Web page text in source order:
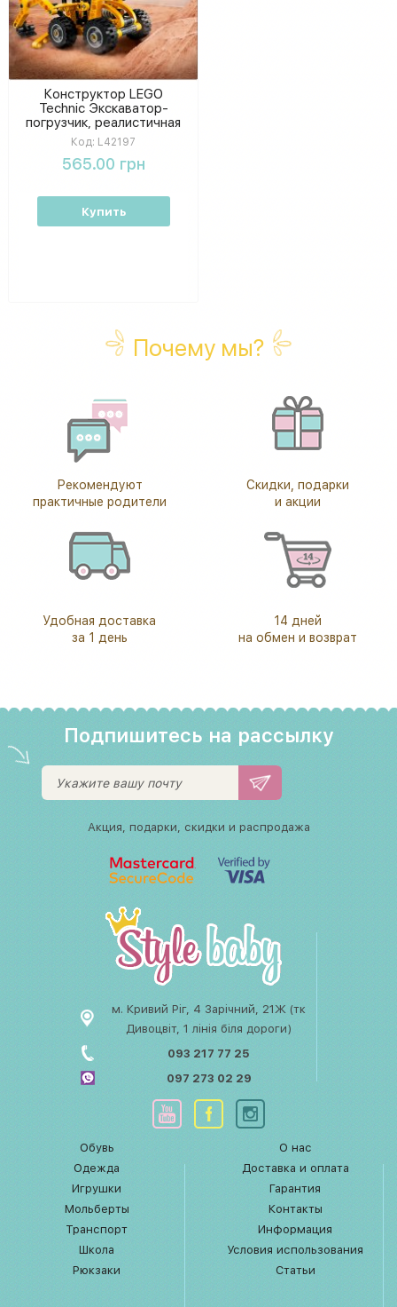
Конструктор LEGO
Technic Экскаватор-
погрузчик, реалистичная
техника для сборки и
игры, 104 детали
Код: L42197
565.00 грн
Купить
Почему мы?
Рекомендуют
практичные родители
Скидки, подарки
и акции
Удобная доставка
за 1 день
14 дней
на обмен и возврат
Подпишитесь на рассылку
Акция, подарки, скидки и распродажа
м. Кривий Ріг, 4 Зарічний, 21Ж (тк
Дивоцвіт, 1 лінія біля дороги)
093 217 77 25
097 273 02 29
Обувь
Одежда
Игрушки
Мольберты
Транспорт
Школа
Рюкзаки
О нас
Доставка и оплата
Гарантия
Контакты
Информация
Условия использования
Статьи